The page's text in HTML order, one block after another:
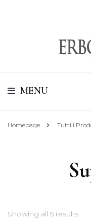
Vendita di Botaniche, Erbe
MENU
Homepage Tutti i
Showing all 5 results